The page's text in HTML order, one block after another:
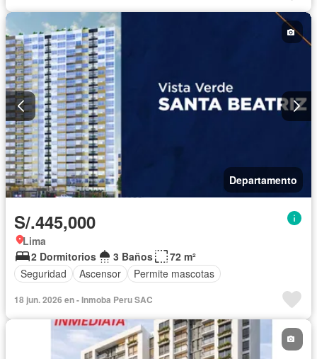
Departamento
S/.445,000
Lima
2 Dormitorios
3 Baños
72 m²
Seguridad
Ascensor Permite mascotas
18 jun. 2026 en - Inmoba Peru SAC